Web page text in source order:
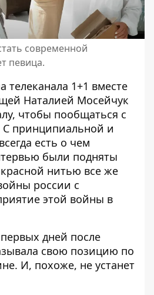
современной
певица.
телеканала 1+1 вместе
Наталией Мосейчук
чтобы пообщаться с
принципиальной и
есть о чем
были подняты
нитью все же
россии с
этой войны в
дней после
свою позицию по
И, похоже, не устанет